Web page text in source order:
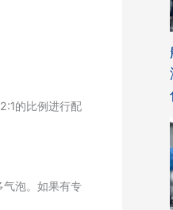
的比例进行配
气泡。如果有专